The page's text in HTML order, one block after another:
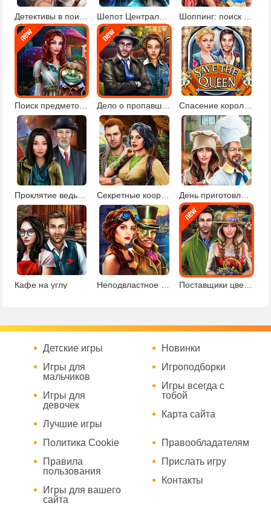
Шепот Центрального парка
Поиск предметов в сказочном лесу Дело о пропавшем подростке Спасение королевы
Проклятие ведьмы Секретные координаты День приготовления пищи
Кафе на углу Неподвластное времени поместье Поставщики цветов
Детские игры
Игры для
мальчиков
Игры для
девочек
Лучшие игры
Новинки
Игроподборки
Игры всегда с
тобой
Карта сайта
Политика Cookie
Правила
пользования
Игры для вашего
сайта
Правообладателям
Прислать игру
Контакты